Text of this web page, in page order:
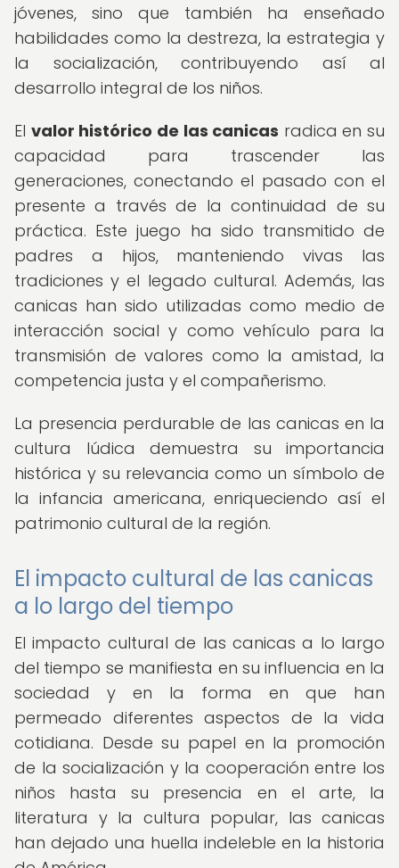
jóvenes, sino que también ha enseñado
habilidades como la destreza, la estrategia y
la socialización, contribuyendo así al
desarrollo integral de los niños.
El valor histórico de las canicas radica en su
capacidad para trascender las
generaciones, conectando el pasado con el
presente a través de la continuidad de su
práctica. Este juego ha sido transmitido de
padres a hijos, manteniendo vivas las
tradiciones y el legado cultural. Además, las
canicas han sido utilizadas como medio de
interacción social y como vehículo para la
transmisión de valores como la amistad, la
competencia justa y el compañerismo.
La presencia perdurable de las canicas en la
cultura lúdica demuestra su importancia
histórica y su relevancia como un símbolo de
la infancia americana, enriqueciendo así el
patrimonio cultural de la región.
El impacto cultural de las canicas
a lo largo del tiempo
El impacto cultural de las canicas a lo largo
del tiempo se manifiesta en su influencia en la
sociedad y en la forma en que han
permeado diferentes aspectos de la vida
cotidiana. Desde su papel en la promoción
de la socialización y la cooperación entre los
niños hasta su presencia en el arte, la
literatura y la cultura popular, las canicas
han dejado una huella indeleble en la historia